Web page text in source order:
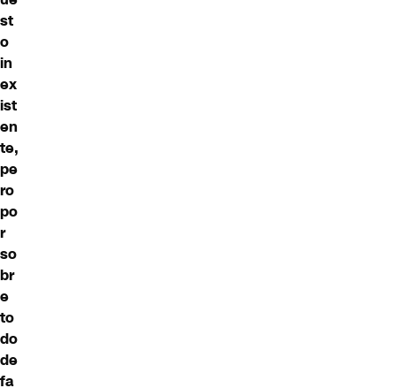
st
o
in
ex
ist
en
te,
pe
ro
po
r
so
br
e
to
do
de
fa